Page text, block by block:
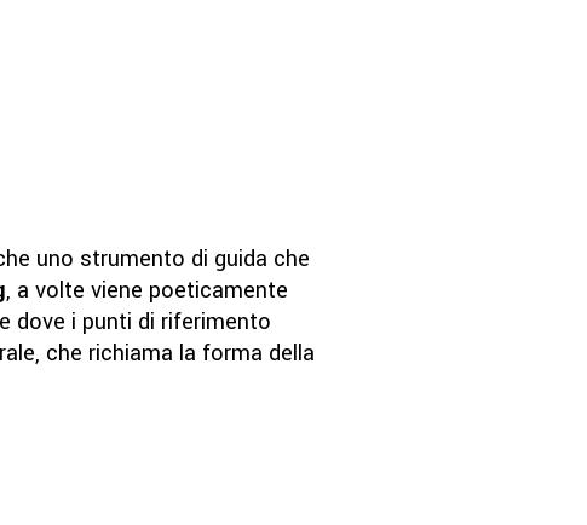
uno strumento di guida che
, a volte viene poeticamente
dove i punti di riferimento
che richiama la forma della